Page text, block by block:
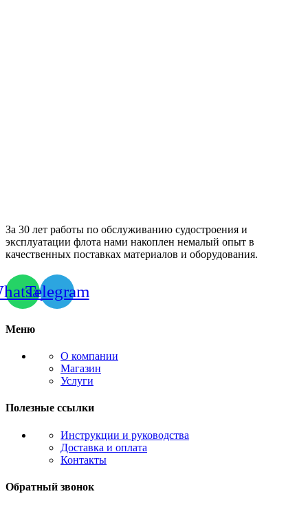
За 30 лет работы по обслуживанию судостроения и
эксплуатации флота нами накоплен немалый опыт в
качественных поставках материалов и оборудования.
Telegram
Меню
О компании
Магазин
Услуги
Полезные ссылки
Инструкции и руководства
Доставка и оплата
Контакты
Обратный звонок